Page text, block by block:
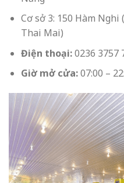
Cơ sở 3: 150 Hàm
Thai Mai)
Điện thoại:0236 3757
Giờ mở cửa:07:00 –